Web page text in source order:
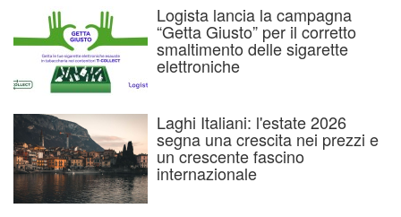
Logista lancia la campagna
“Getta Giusto” per il corretto
smaltimento delle sigarette
elettroniche
Laghi Italiani: l'estate 2026
segna una crescita nei prezzi e
un crescente fascino
internazionale